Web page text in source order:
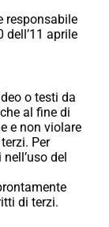
responsabile
dell’11 aprile
o testi da
al fine di
e non violare
Per
del
di terzi.